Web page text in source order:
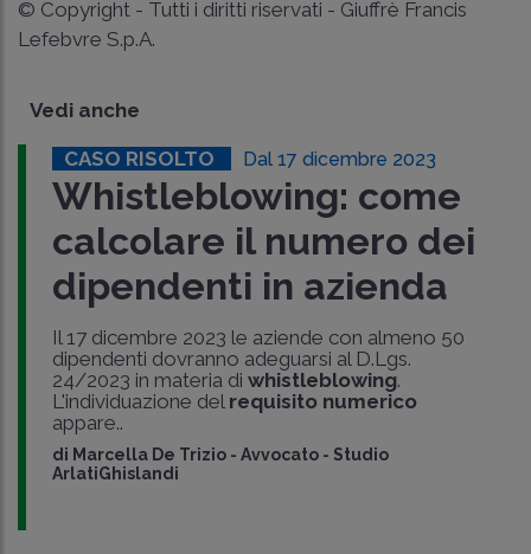
© Copyright - Tutti i diritti riservati - Giuffrè Francis
Lefebvre S.p.A.
Vedi anche
CASO RISOLTO Dal 17 dicembre 2023
Whistleblowing: come
calcolare il numero dei
dipendenti in azienda
Il 17 dicembre 2023 le aziende con almeno 50
dipendenti dovranno adeguarsi al D.Lgs.
24/2023 in materia di whistleblowing.
L'individuazione del requisito numerico
appare..
di Marcella De Trizio - Avvocato - Studio
ArlatiGhislandi